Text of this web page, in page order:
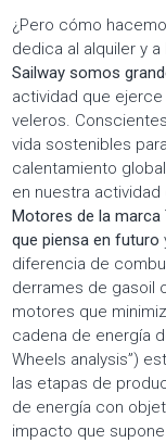
¿Pero cómo
dedica al alquiler y a
Sailway somos
actividad que
veleros.
vida sostenibles
calentamiento
en nuestra
Motores de la marca
que piensa en futuro
diferencia de
derrames de gasoil
motores que
cadena de energía
Wheels analysis”)
las etapas de
de energía con
impacto que